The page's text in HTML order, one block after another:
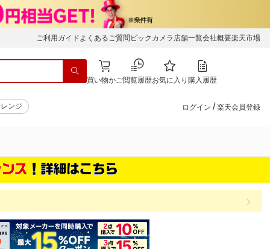
ご利用ガイド よくあるご質問 ビックカメラ店舗一覧会社概要楽天市場
買い物かご閲覧履歴お気に入り 購入履歴
ンジ ログイン / 楽天会員登録